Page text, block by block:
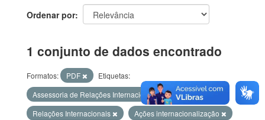
Ordenar por
1 conjunto de dados encontrado
Formatos: PDF
Etiquetas:
Assessoria de Relações Internacionais
Relações Internacionais
Ações internacionalização